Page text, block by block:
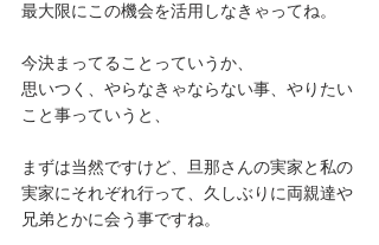
最大限にこの機会を活用しなきゃってね。
今決まってることっていうか、
思いつく、やらなきゃならない事、やりたい
こと事っていうと、
まずは当然ですけど、旦那さんの実家と私の
実家にそれぞれ行って、久しぶりに両親達や
兄弟とかに会う事ですね。